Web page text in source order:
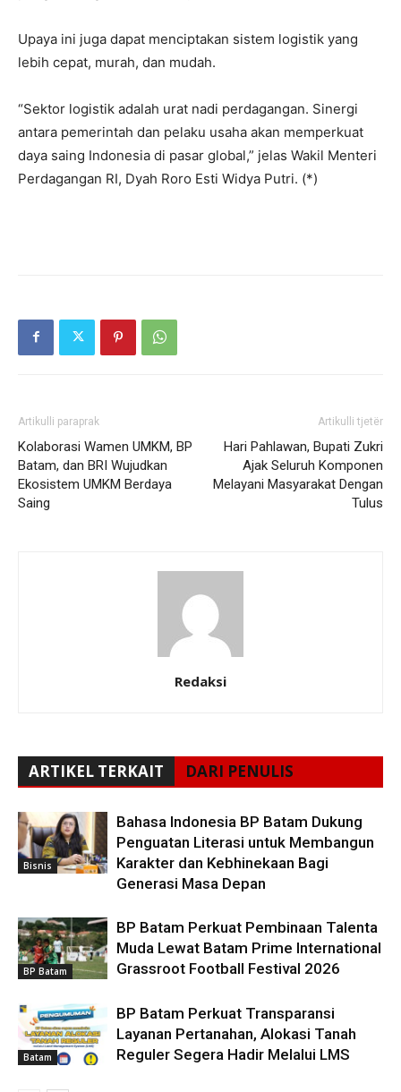
Upaya ini juga dapat menciptakan sistem logistik yang
lebih cepat, murah, dan mudah.
“Sektor logistik adalah urat nadi perdagangan. Sinergi
antara pemerintah dan pelaku usaha akan memperkuat
daya saing Indonesia di pasar global,” jelas Wakil Menteri
Perdagangan RI, Dyah Roro Esti Widya Putri. (*)
Artikulli paraprak
Kolaborasi Wamen UMKM, BP
Batam, dan BRI Wujudkan
Ekosistem UMKM Berdaya
Saing
Artikulli tjetër
Hari Pahlawan, Bupati Zukri
Ajak Seluruh Komponen
Melayani Masyarakat Dengan
Tulus
Redaksi
ARTIKEL TERKAIT DARI PENULIS
Bisnis
Bahasa Indonesia BP Batam Dukung
Penguatan Literasi untuk Membangun
Karakter dan Kebhinekaan Bagi
Generasi Masa Depan
BP Batam
BP Batam Perkuat Pembinaan Talenta
Muda Lewat Batam Prime International
Grassroot Football Festival 2026
Batam
BP Batam Perkuat Transparansi
Layanan Pertanahan, Alokasi Tanah
Reguler Segera Hadir Melalui LMS